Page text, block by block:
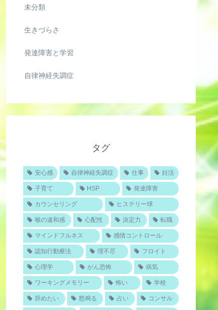
未分類
生きづらさ
発達障害と学習
自律神経失調症
タグ
安心感 自律神経失調症 仕事 妊活
子育て HSP 発達障害
カウンセリング ヒステリー球
喉の違和感 心配性 決定力 転職
マインドフルネス 感情コントロール
認知行動療法 理不尽 フロイト
心理学 がん恐怖 病気
ワーキングメモリー 怖い 学校
辞めたい 怒鳴る 占い コンサル